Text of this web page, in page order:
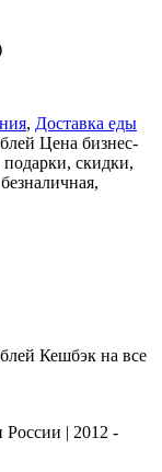
, Доставка еды
Цена бизнес-
скидки,
Кешбэк на все
России | 2012 -